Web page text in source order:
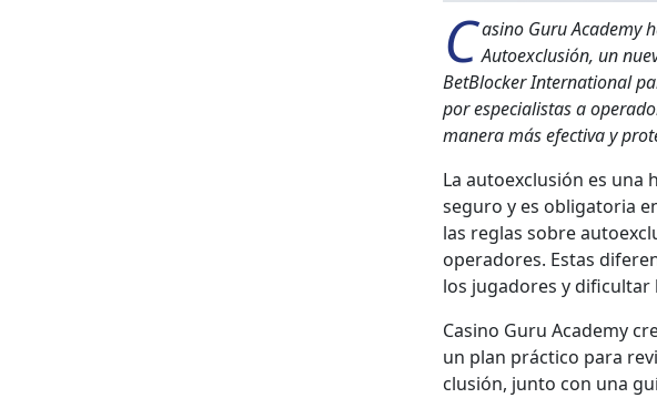
Casi­no Guru Acad­e­my
Autoex­clusión, un
Bet­Block­er Inter­na­tion­al
por espe­cial­is­tas a
man­era más efec­ti­va y
La autoex­clusión es
seguro y es oblig­a­to­ria
las reglas sobre
oper­adores. Estas
los jugadores y
Casi­no Guru Acad­e­my
un plan prác­ti­co para
clusión, jun­to con una